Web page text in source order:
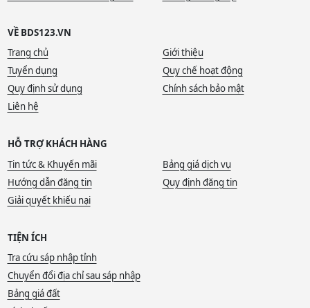
VỀ BDS123.VN
Trang chủ
Giới thiệu
Tuyển dụng
Quy chế hoạt động
Quy định sử dụng
Chính sách bảo mật
Liên hệ
HỖ TRỢ KHÁCH HÀNG
Tin tức & Khuyến mãi
Bảng giá dịch vụ
Hướng dẫn đăng tin
Quy định đăng tin
Giải quyết khiếu nại
TIỆN ÍCH
Tra cứu sáp nhập tỉnh
Chuyển đổi địa chỉ sau sáp nhập
Bảng giá đất